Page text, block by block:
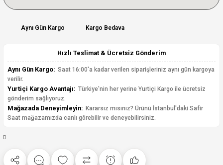
Aynı Gün Kargo Kargo Bedava
Hızlı Teslimat & Ücretsiz Gönderim
Aynı Gün Kargo: Saat 16:00'a kadar verilen siparişleriniz aynı gün kargoya
verilir.
Yurtiçi Kargo Avantajı: Türkiye'nin her yerine Yurtiçi Kargo ile ücretsiz
gönderim sağlıyoruz.
Mağazada Deneyimleyin: Kararsız mısınız? Ürünü İstanbul'daki Safir
Saat mağazamızda canlı görebilir ve deneyebilirsiniz.